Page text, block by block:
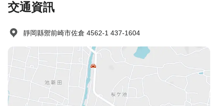
未提前取消/未入住：收取100%住宿費
交通資訊
靜岡縣禦前崎市佐倉 4562-1 437-1604